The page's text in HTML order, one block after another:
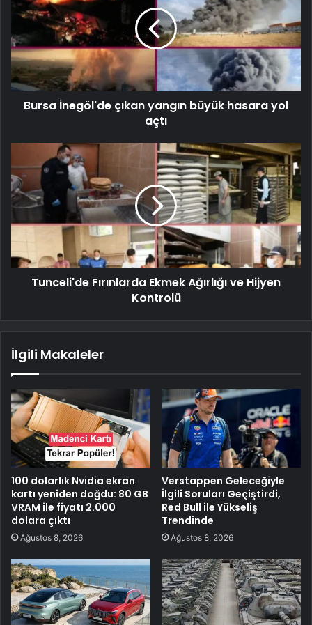
Bursa İnegöl'de çıkan yangın büyük hasara yol
açtı
Tunceli'de Fırınlarda Ekmek Ağırlığı ve Hijyen
Kontrolü
İlgili Makaleler
100 dolarlık Nvidia ekran
kartı yeniden doğdu: 80 GB
VRAM ile fiyatı 2.000
dolara çıktı
Ağustos 8, 2026
Verstappen Geleceğiyle
İlgili Soruları Geçiştirdi,
Red Bull ile Yükseliş
Trendinde
Ağustos 8, 2026